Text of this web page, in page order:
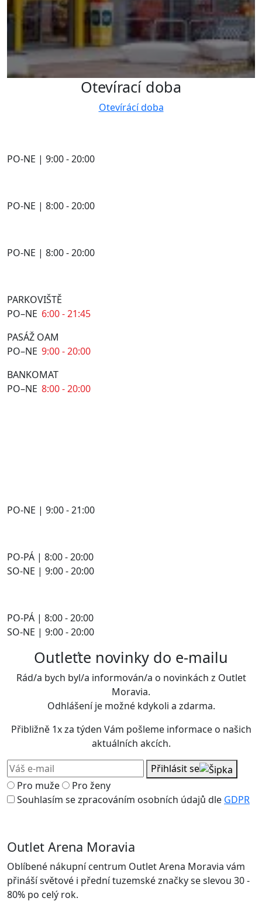
Otevírací doba
Otevírácí doba
PO-NE | 9:00 - 20:00
PO-NE | 8:00 - 20:00
PO-NE | 8:00 - 20:00
PARKOVIŠTĚ
PO–NE 6:00 - 21:45
PASÁŽ OAM
PO–NE 9:00 - 20:00
BANKOMAT
PO–NE 8:00 - 20:00
PO-NE | 9:00 - 21:00
PO-PÁ | 8:00 - 20:00
SO-NE | 9:00 - 20:00
PO-PÁ | 8:00 - 20:00
SO-NE | 9:00 - 20:00
Outleťte novinky do e-mailu
Rád/a bych byl/a informován/a o novinkách z Outlet
Moravia.
Odhlášení je možné kdykoli a zdarma.
Přibližně 1x za týden Vám pošleme informace o našich
aktuálních akcích.
Přihlásit se
Pro muže
Pro ženy
Souhlasím se zpracováním osobních údajů dle GDPR
Outlet Arena Moravia
Oblíbené nákupní centrum Outlet Arena Moravia vám
přináší světové i přední tuzemské značky se slevou 30 -
80% po celý rok.